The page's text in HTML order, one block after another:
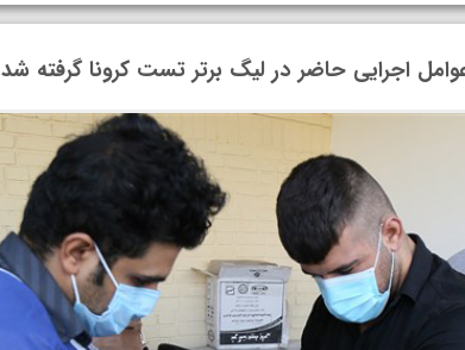
اجرایی حاضر در لیگ برتر تست کرونا گرفته شد